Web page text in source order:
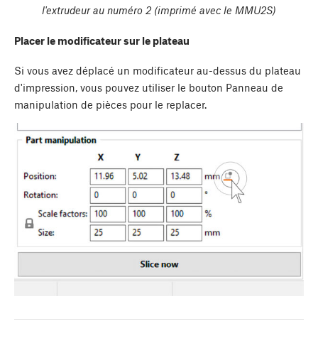
l'extrudeur au numéro 2 (imprimé avec le MMU2S)
Placer le modificateur sur le plateau
Si vous avez déplacé un modificateur au-dessus du plateau
d'impression, vous pouvez utiliser le bouton Panneau de
manipulation de pièces pour le replacer.